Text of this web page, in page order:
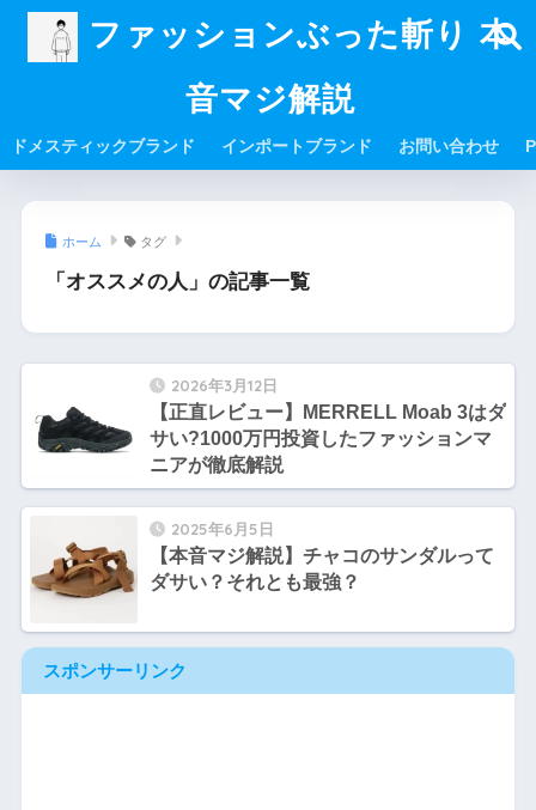
ファッションぶった斬り 本
音マジ解説
ドメスティックブランド インポートブランド お問い合わせ
ホーム タグ
「オススメの人」の記事一覧
2026年3月12日
【正直レビュー】MERRELL Moab 3はダ
サい?1000万円投資したファッションマ
ニアが徹底解説
2025年6月5日
【本音マジ解説】チャコのサンダルって
ダサい？それとも最強？
スポンサーリンク